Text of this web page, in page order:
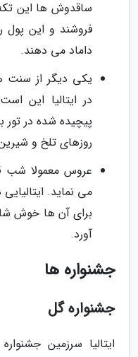
ساقدوش ها این
فروشند و این
داماد می دهند.
یکی دیگر از سنت
در ایتالیا این
پیچیده شده در تور
روزهای تلخ و
عروس معمولا شب
می نماید.
برای آن ها خوش
آورد.
جشنواره ها
جشنواره گل
ایتالیا سرزمین